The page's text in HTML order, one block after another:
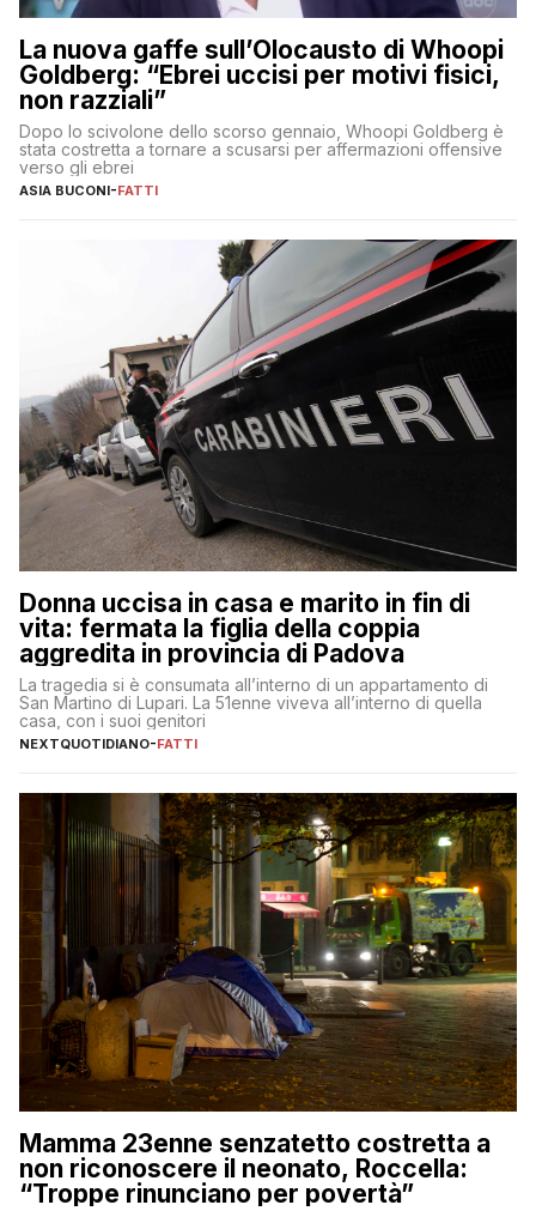
La nuova gaffe sull’Olocausto di Whoopi
Goldberg: “Ebrei uccisi per motivi fisici,
non razziali”
Dopo lo scivolone dello scorso gennaio, Whoopi Goldberg è
stata costretta a tornare a scusarsi per affermazioni offensive
verso gli ebrei
ASIA BUCONI-FATTI
Donna uccisa in casa e marito in fin di
vita: fermata la figlia della coppia
aggredita in provincia di Padova
La tragedia si è consumata all’interno di un appartamento di
San Martino di Lupari. La 51enne viveva all’interno di quella
casa, con i suoi genitori
NEXTQUOTIDIANO-FATTI
Mamma 23enne senzatetto costretta a
non riconoscere il neonato, Roccella:
“Troppe rinunciano per povertà”